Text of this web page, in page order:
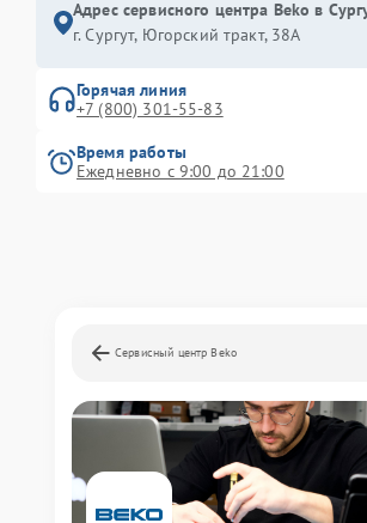
Адрес сервисного центра Beko в
г. Сургут, Югорский тракт, 38А
Горячая линия
+7 (800) 301-55-83
Время работы
Ежедневно с 9:00 до 21:00
Сервисный центр Beko